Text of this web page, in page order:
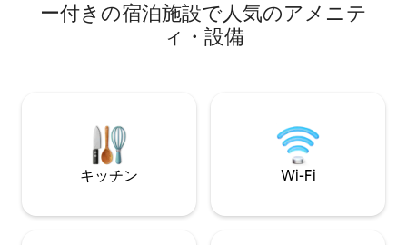
ルーム｜キングサイズベッド2台、クイー
ンベッド1台、2段ベッド、ソファーベッ
トのサンセット - ダイニング、桟橋、ボ
ートランプまで数分 含まれています。 -
ビーチ用品、スマートテレビ、8台分の駐
ー付きの宿泊施設で人気のアメニテ
ィ・設備
キッチン Wi-Fi